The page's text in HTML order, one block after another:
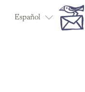
Español
English